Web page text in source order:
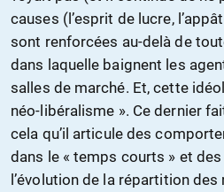
causes (l’esprit de lucre,
sont renforcées au-delà de
dans laquelle baignent les
salles de marché. Et, cette
néo-libéralisme ». Ce dernier
cela qu’il articule des
dans le « temps courts » et
l’évolution de la répartition